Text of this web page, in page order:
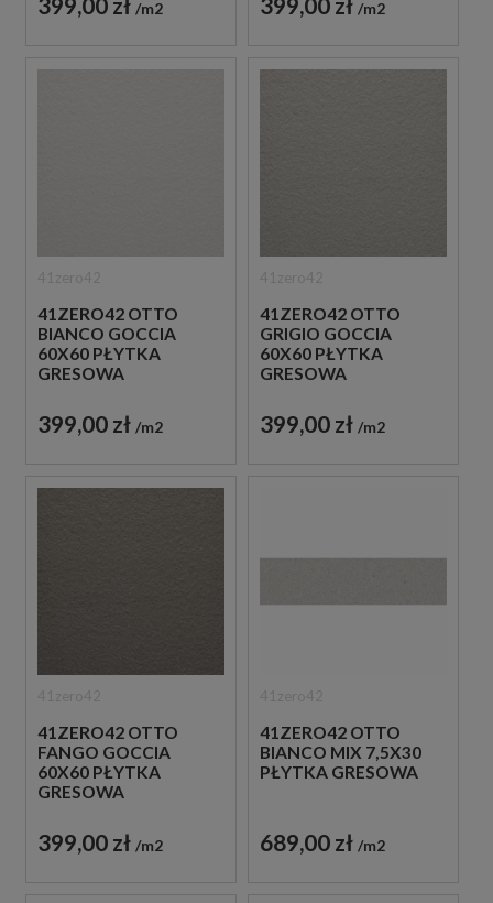
m2 m2
41ZERO42 OTTO
BIANCO GOCCIA
60X60 PŁYTKA
GRESOWA
399,00 zł m2
41ZERO42 OTTO
GRIGIO GOCCIA
60X60 PŁYTKA
GRESOWA
399,00 zł m2
41ZERO42 OTTO
FANGO GOCCIA
60X60 PŁYTKA
GRESOWA
399,00 zł m2
41ZERO42 OTTO
BIANCO MIX 7,5X30
PŁYTKA GRESOWA
689,00 zł m2